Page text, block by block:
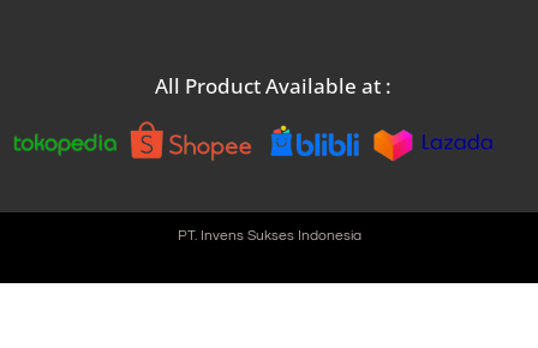
All Product Available at :
PT. Invens Sukses Indonesia